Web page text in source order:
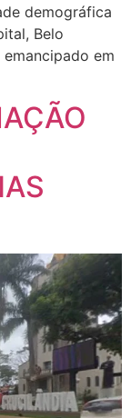
demográfica
Belo
em